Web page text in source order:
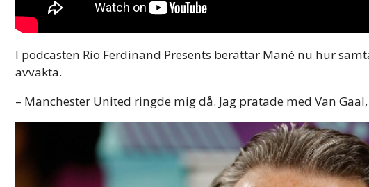
I podcasten Rio Ferdinand Presents berättar Mané nu hur
avvakta.
– Manchester United ringde mig då. Jag pratade med Van